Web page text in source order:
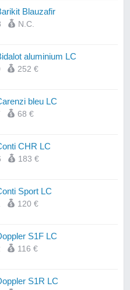
Blauzafir
N.C.
aluminium LC
252 €
bleu LC
68 €
CHR LC
183 €
Sport LC
120 €
S1F LC
116 €
S1R LC